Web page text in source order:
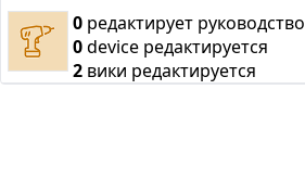
0 редактирует руководство
0device редактируется
2 вики редактируется